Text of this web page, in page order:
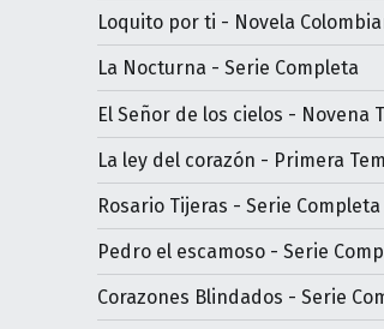
Loquito por ti - Novela
La Nocturna - Serie Completa
El Señor de los cielos - Novena
La ley del corazón - Primera
Rosario Tijeras - Serie Completa
Pedro el escamoso - Serie
Corazones Blindados - Serie